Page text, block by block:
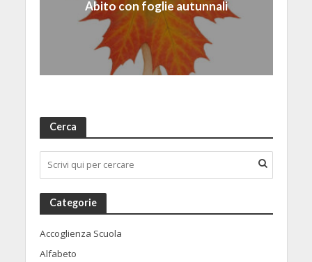
Abito con foglie autunnali
Cerca
Categorie
Accoglienza Scuola
Alfabeto